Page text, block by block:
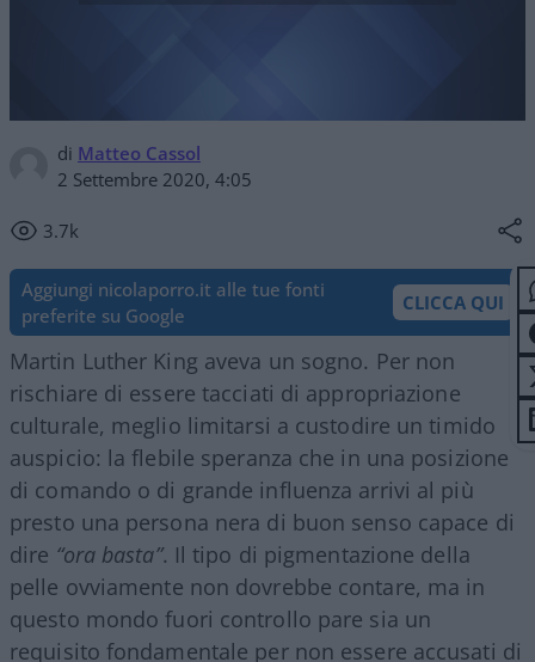
di Matteo Cassol
2 Settembre 2020, 4:05
3.7k
Aggiungi nicolaporro.it alle tue fonti
preferite su Google
CLICCA QUI
Martin Luther King aveva un sogno. Per non
rischiare di essere tacciati di appropriazione
culturale, meglio limitarsi a custodire un timido
auspicio: la flebile speranza che in una posizione
di comando o di grande influenza arrivi al più
presto una persona nera di buon senso capace di
dire “ora basta”. Il tipo di pigmentazione della
pelle ovviamente non dovrebbe contare, ma in
questo mondo fuori controllo pare sia un
requisito fondamentale per non essere accusati di